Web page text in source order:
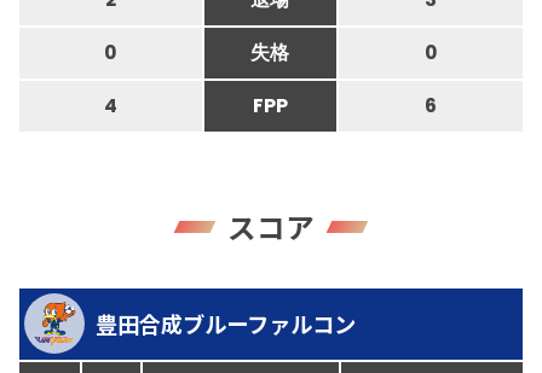
0 失格 0
4 FPP 6
スコア
豊田合成ブルーファルコン